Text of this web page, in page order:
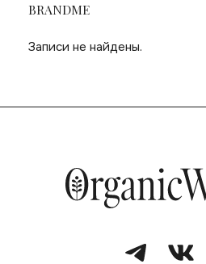
BRANDME
Записи не найдены.